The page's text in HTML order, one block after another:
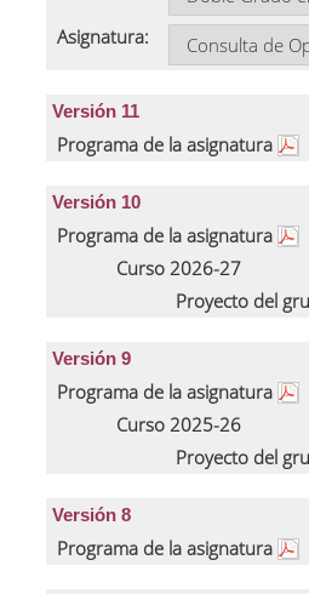
Asignatura:
Versión 11
Programa de la asignatura
Versión 10
Programa de la asignatura
Curso 2026-27
Proyecto del
Versión 9
Programa de la asignatura
Curso 2025-26
Proyecto del
Versión 8
Programa de la asignatura